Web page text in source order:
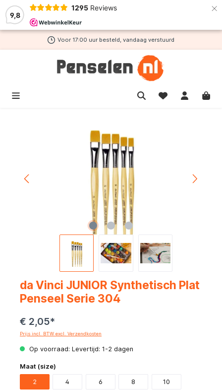
9,8
1295 Reviews ×
hoofdinhoud
Voor 17:00 uur besteld, vandaag verstuurd
da Vinci JUNIOR Synthetisch Plat
Penseel Serie 304
€ 2,05*
Prijs incl. BTW excl. Verzendkosten
Op voorraad: Levertijd: 1-2 dagen
Maat (size)
2 4 6 8 10